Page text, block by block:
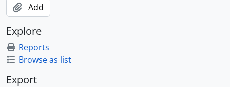
Add
Explore
Reports
Browse as list
Export